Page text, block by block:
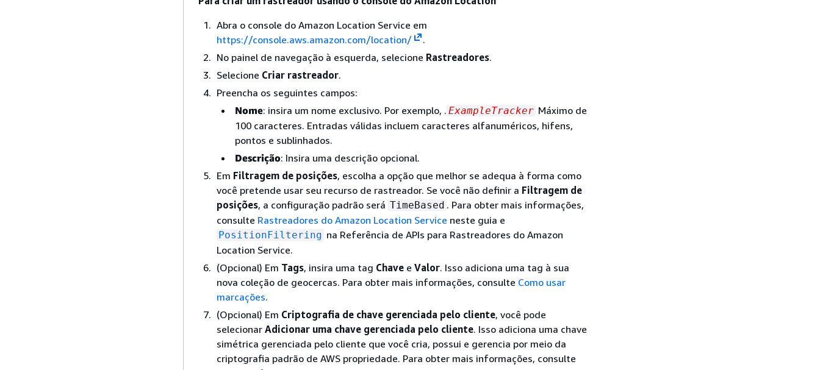
Abra o console do Amazon Location Service em
https://console.aws.amazon.com/location/
.
No painel de navegação à esquerda, selecione Rastreadores.
Selecione Criar rastreador.
Preencha os seguintes campos:
Nome: insira um nome exclusivo. Por exemplo, . ExampleTracker Máximo de
100 caracteres. Entradas válidas incluem caracteres alfanuméricos, hifens,
pontos e sublinhados.
Descrição: Insira uma descrição opcional.
Em Filtragem de posições, escolha a opção que melhor se adequa à forma como
você pretende usar seu recurso de rastreador. Se você não definir a Filtragem de
posições, a configuração padrão será TimeBased . Para obter mais informações,
consulte Rastreadores do Amazon Location Service neste guia e
PositionFiltering na Referência de APIs para Rastreadores do Amazon
Location Service.
(Opcional) Em Tags, insira uma tag Chave e Valor. Isso adiciona uma tag à sua
nova coleção de geocercas. Para obter mais informações, consulte Como usar
marcações.
(Opcional) Em Criptografia de chave gerenciada pelo cliente, você pode
selecionar Adicionar uma chave gerenciada pelo cliente. Isso adiciona uma chave
simétrica gerenciada pelo cliente que você cria, possui e gerencia por meio da
criptografia padrão de AWS propriedade. Para obter mais informações, consulte